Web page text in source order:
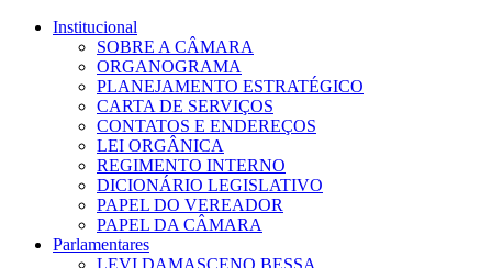
Institucional
SOBRE A CÂMARA
ORGANOGRAMA
PLANEJAMENTO ESTRATÉGICO
CARTA DE SERVIÇOS
CONTATOS E ENDEREÇOS
LEI ORGÂNICA
REGIMENTO INTERNO
DICIONÁRIO LEGISLATIVO
PAPEL DO VEREADOR
PAPEL DA CÂMARA
Parlamentares
LEVI DAMASCENO BESSA